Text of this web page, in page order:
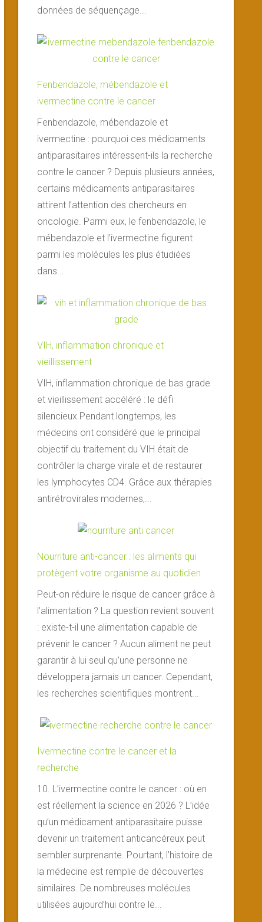
données de séquençage...
Fenbendazole, mébendazole et
ivermectine contre le cancer
Fenbendazole, mébendazole et
ivermectine : pourquoi ces médicaments
antiparasitaires intéressent-ils la recherche
contre le cancer ? Depuis plusieurs années,
certains médicaments antiparasitaires
attirent l’attention des chercheurs en
oncologie. Parmi eux, le fenbendazole, le
mébendazole et l’ivermectine figurent
parmi les molécules les plus étudiées
dans...
VIH, inflammation chronique et
vieillissement
VIH, inflammation chronique de bas grade
et vieillissement accéléré : le défi
silencieux Pendant longtemps, les
médecins ont considéré que le principal
objectif du traitement du VIH était de
contrôler la charge virale et de restaurer
les lymphocytes CD4. Grâce aux thérapies
antirétrovirales modernes,...
Nourriture anti-cancer : les aliments qui
protègent votre organisme au quotidien
Peut-on réduire le risque de cancer grâce à
l’alimentation ? La question revient souvent
: existe-t-il une alimentation capable de
prévenir le cancer ? Aucun aliment ne peut
garantir à lui seul qu’une personne ne
développera jamais un cancer. Cependant,
les recherches scientifiques montrent...
Ivermectine contre le cancer et la
recherche
10. L’ivermectine contre le cancer : où en
est réellement la science en 2026 ? L’idée
qu’un médicament antiparasitaire puisse
devenir un traitement anticancéreux peut
sembler surprenante. Pourtant, l’histoire de
la médecine est remplie de découvertes
similaires. De nombreuses molécules
utilisées aujourd’hui contre le...